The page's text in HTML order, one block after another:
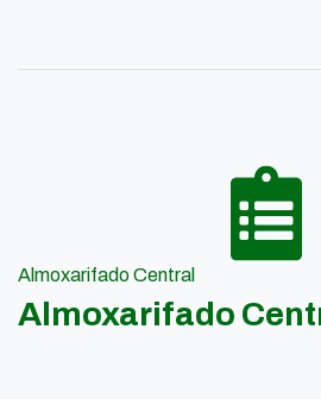
Almoxarifado Central
Almoxarifado